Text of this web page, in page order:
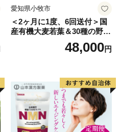
愛知県小牧市
＜2ヶ月に1度、6回送付＞国
産有機大麦若葉＆30種の野
菜 山本漢方 定期便
48,000円